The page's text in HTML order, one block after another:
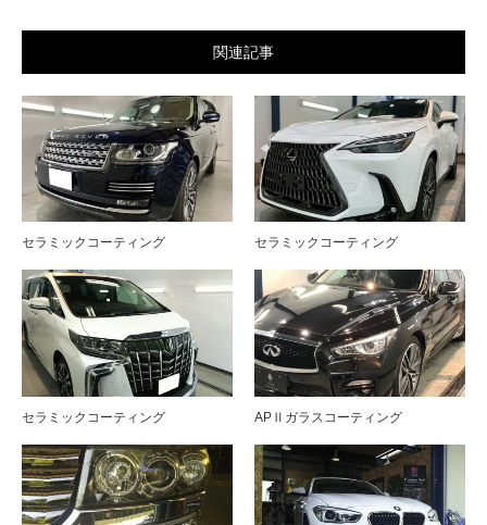
関連記事
セラミックコーティング セラミックコーティング
セラミックコーティング APⅡガラスコーティング